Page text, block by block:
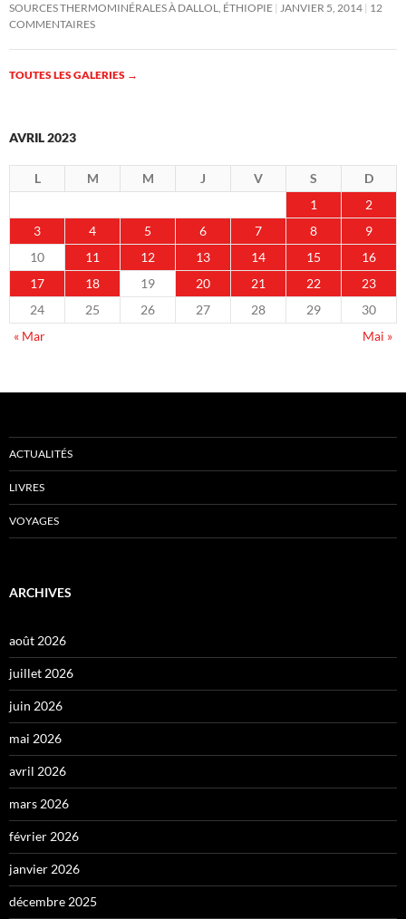
SOURCES THERMOMINÉRALES À DALLOL, ÉTHIOPIE JANVIER 5, 2014 12
COMMENTAIRES
TOUTES LES GALERIES →
AVRIL 2023
L M M J V S
D
1
2
3
4 5 6 7 8
9
10
11 12 13 14 15
16
17
18 19 20 21 22
23
24
25 26 27 28 29
30
« Mar
Mai »
ACTUALITÉS
LIVRES
VOYAGES
ARCHIVES
août 2026
juillet 2026
juin 2026
mai 2026
avril 2026
mars 2026
février 2026
janvier 2026
décembre 2025